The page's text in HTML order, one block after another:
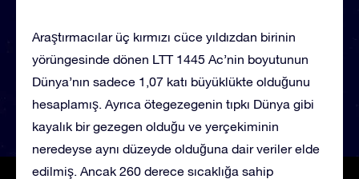
Araştırmacılar üç kırmızı cüce yıldızdan birinin
yörüngesinde dönen LTT 1445 Ac’nin boyutunun
Dünya’nın sadece 1,07 katı büyüklükte olduğunu
hesaplamış. Ayrıca ötegezegenin tıpkı Dünya gibi
kayalık bir gezegen olduğu ve yerçekiminin
neredeyse aynı düzeyde olduğuna dair veriler elde
edilmiş. Ancak 260 derece sıcaklığa sahip